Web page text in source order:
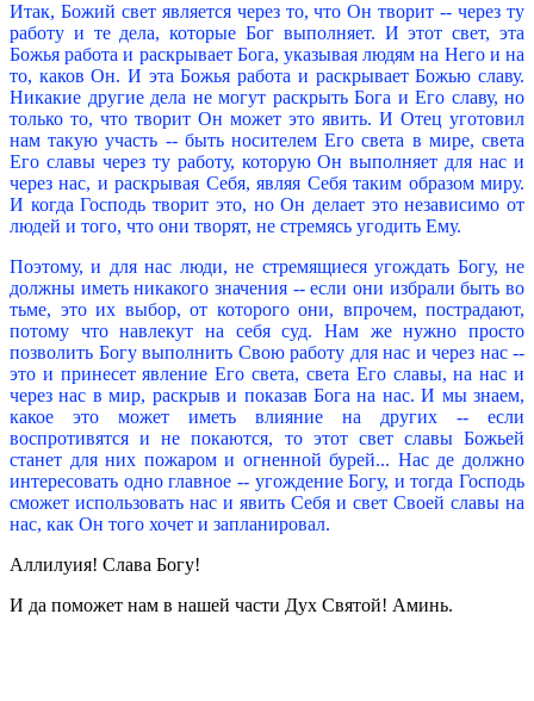
Итак, Божий свет является через то, что Он творит -- через ту
работу и те дела, которые Бог выполняет. И этот свет, эта
Божья работа и раскрывает Бога, указывая людям на Него и на
то, каков Он. И эта Божья работа и раскрывает Божью славу.
Никакие другие дела не могут раскрыть Бога и Его славу, но
только то, что творит Он может это явить. И Отец уготовил
нам такую участь -- быть носителем Его света в мире, света
Его славы через ту работу, которую Он выполняет для нас и
через нас, и раскрывая Себя, являя Себя таким образом миру.
И когда Господь творит это, но Он делает это независимо от
людей и того, что они творят, не стремясь угодить Ему.
Поэтому, и для нас люди, не стремящиеся угождать Богу, не
должны иметь никакого значения -- если они избрали быть во
тьме, это их выбор, от которого они, впрочем, пострадают,
потому что навлекут на себя суд. Нам же нужно просто
позволить Богу выполнить Свою работу для нас и через нас --
это и принесет явление Его света, света Его славы, на нас и
через нас в мир, раскрыв и показав Бога на нас. И мы знаем,
какое это может иметь влияние на других -- если
воспротивятся и не покаются, то этот свет славы Божьей
станет для них пожаром и огненной бурей... Нас де должно
интересовать одно главное -- угождение Богу, и тогда Господь
сможет использовать нас и явить Себя и свет Своей славы на
нас, как Он того хочет и запланировал.
Аллилуия! Слава Богу!
И да поможет нам в нашей части Дух Святой! Аминь.